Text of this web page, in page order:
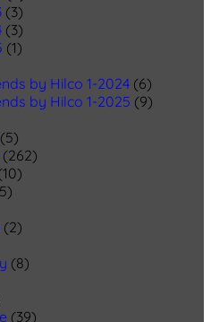
(3)
(3)
(1)
by Hilco 1-2024 (6)
by Hilco 1-2025 (9)
(5)
(262)
(2)
(8)
(39)